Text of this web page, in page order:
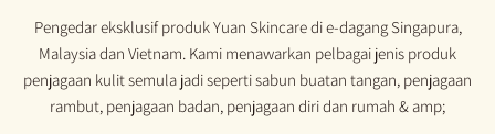
Pengedar eksklusif produk Yuan Skincare di e-dagang Singapura,
Malaysia dan Vietnam. Kami menawarkan pelbagai jenis produk
penjagaan kulit semula jadi seperti sabun buatan tangan, penjagaan
rambut, penjagaan badan, penjagaan diri dan rumah & amp;